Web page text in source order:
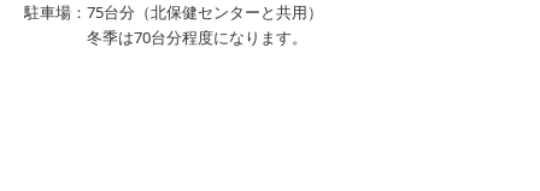
駐車場：75台分（北保健センターと共用）
冬季は70台分程度になります。